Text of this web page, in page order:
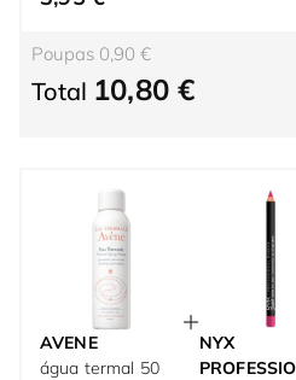
Poupas 0,90 €
Total 10,80 €
AVENE
água termal 50
NYX